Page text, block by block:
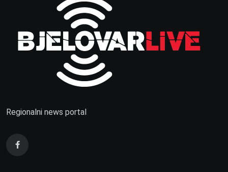
Regionalni news portal